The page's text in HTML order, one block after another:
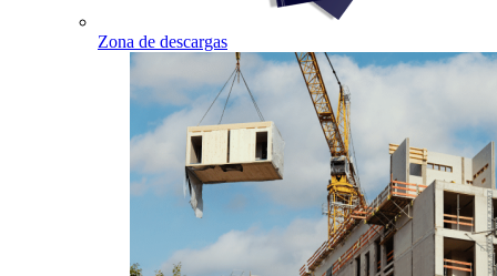
Zona de descargas